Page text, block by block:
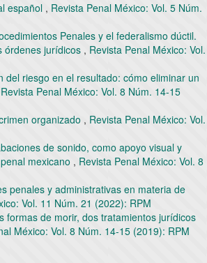
español , Revista Penal México: Vol. 5 Núm.
Penales y el federalismo dúctil.
órdenes jurídicos , Revista Penal México: Vol.
del riesgo en el resultado: cómo eliminar un
Revista Penal México: Vol. 8 Núm. 14-15
organizado , Revista Penal México: Vol.
de sonido, como apoyo visual y
mexicano , Revista Penal México: Vol. 8
penales y administrativas en materia de
Vol. 11 Núm. 21 (2022): RPM
formas de morir, dos tratamientos jurídicos
México: Vol. 8 Núm. 14-15 (2019): RPM